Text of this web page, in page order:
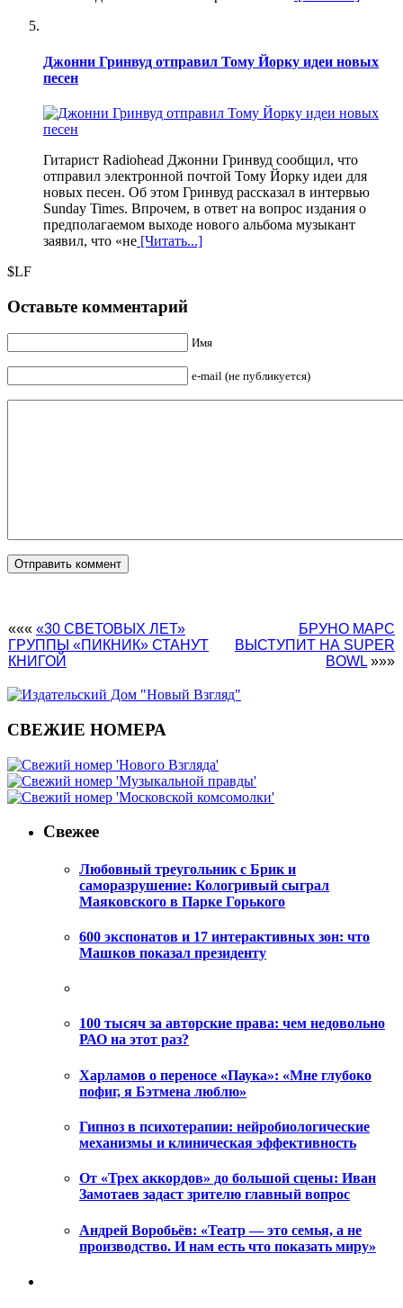
Джонни Гринвуд отправил Тому Йорку идеи новых
песен
Гитарист Radiohead Джонни Гринвуд сообщил, что
отправил электронной почтой Тому Йорку идеи для
новых песен. Об этом Гринвуд рассказал в интервью
Sunday Times. Впрочем, в ответ на вопрос издания о
предполагаемом выходе нового альбома музыкант
заявил, что «не [Читать...]
$LF
Оставьте комментарий
Имя
e-mail (не публикуется)
««« «30 СВЕТОВЫХ ЛЕТ»
ГРУППЫ «ПИКНИК» СТАНУТ
КНИГОЙ
БРУНО МАРС
ВЫСТУПИТ НА SUPER
BOWL »»»
СВЕЖИЕ НОМЕРА
Свежее
Любовный треугольник с Брик и
саморазрушение: Кологривый сыграл
Маяковского в Парке Горького
600 экспонатов и 17 интерактивных зон: что
Машков показал президенту
100 тысяч за авторские права: чем недовольно
РАО на этот раз?
Харламов о переносе «Паука»: «Мне глубоко
пофиг, я Бэтмена люблю»
Гипноз в психотерапии: нейробиологические
механизмы и клиническая эффективность
От «Трех аккордов» до большой сцены: Иван
Замотаев задаст зрителю главный вопрос
Андрей Воробьёв: «Театр — это семья, а не
производство. И нам есть что показать миру»